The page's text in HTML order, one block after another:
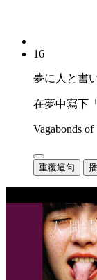
16
夢に人と書
在夢中寫下
Vagabonds
重覆這句